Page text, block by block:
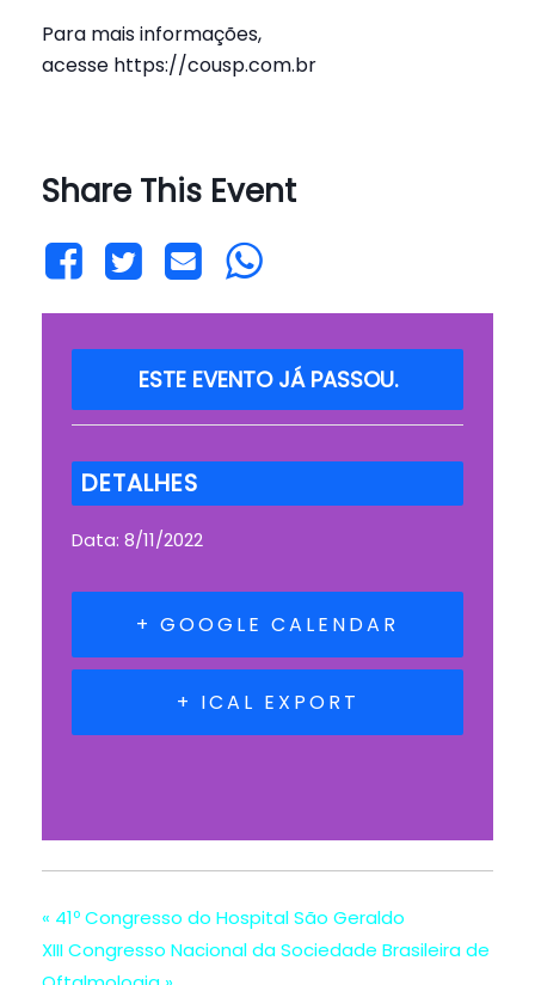
Para mais informações,
acesse https://cousp.com.br
Share This Event
ESTE EVENTO JÁ PASSOU.
DETALHES
Data: 8/11/2022
+ GOOGLE CALENDAR
+ ICAL EXPORT
« 41º Congresso do Hospital São Geraldo
XIII Congresso Nacional da Sociedade Brasileira de